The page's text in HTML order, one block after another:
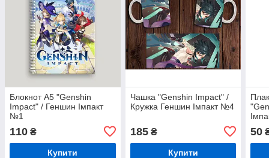
Блокнот А5 "Genshin
Impact" / Геншин Імпакт
№1
110 ₴
Купити
Чашка "Genshin Impact" /
Кружка Геншин Імпакт №4
185₴
Купити
50